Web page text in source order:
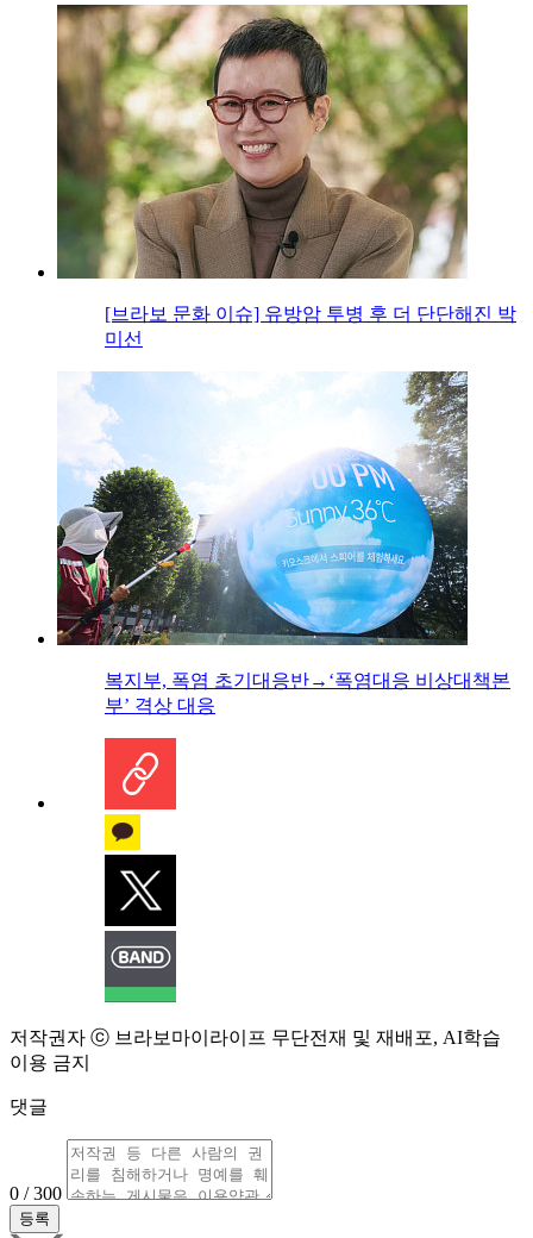
[브라보 문화 이슈] 유방암 투병 후 더 단단해진 박
미선
복지부, 폭염 초기대응반→‘폭염대응 비상대책본
부’ 격상 대응
저작권자 ⓒ 브라보마이라이프 무단전재 및 재배포, AI학습
이용 금지
댓글
0 / 300